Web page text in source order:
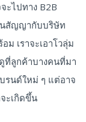
ะไปทาง B2B
นสัญญากับบริษัท
เราจะเอาโวลุ่ม
ที่ลูกค้าบางคนที่มา
รนด์ใหม่ ๆ แต่อาจ
ะเกิดขึ้น